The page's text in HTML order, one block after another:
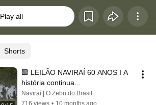
Play all
Shorts
🟩 LEILÃO NAVIRAÍ 60 ANOS I A
história continua...
Naviraí | O Zebu do Brasil
716 views • 10 months ago